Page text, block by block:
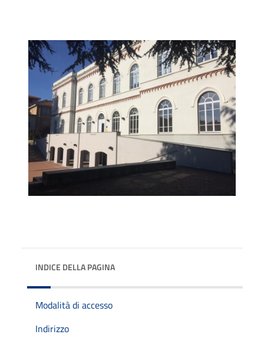
INDICE DELLA PAGINA
Modalità di accesso
Indirizzo